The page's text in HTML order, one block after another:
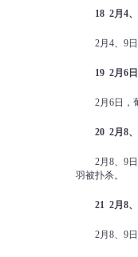
18 2月 4、
2月4、9
19 2月 6
2月6日，
20 2月 8、
2月8、9
羽被扑杀。
21 2月 8、
2月8、9